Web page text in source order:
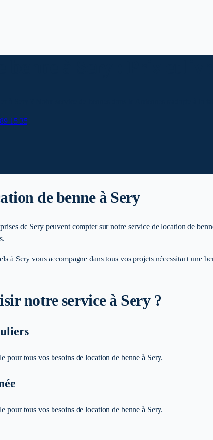
15 35
de benne à Sery
de Sery peuvent compter sur notre service de location de
à Sery vous accompagne dans tous vos projets nécessitant une
notre service à Sery?
pour tous vos besoins de location de benne à Sery.
pour tous vos besoins de location de benne à Sery.